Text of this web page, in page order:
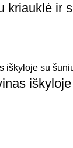
kriauklė ir